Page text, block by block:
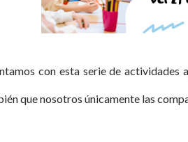
con esta serie de actividades
que nosotros únicamente las